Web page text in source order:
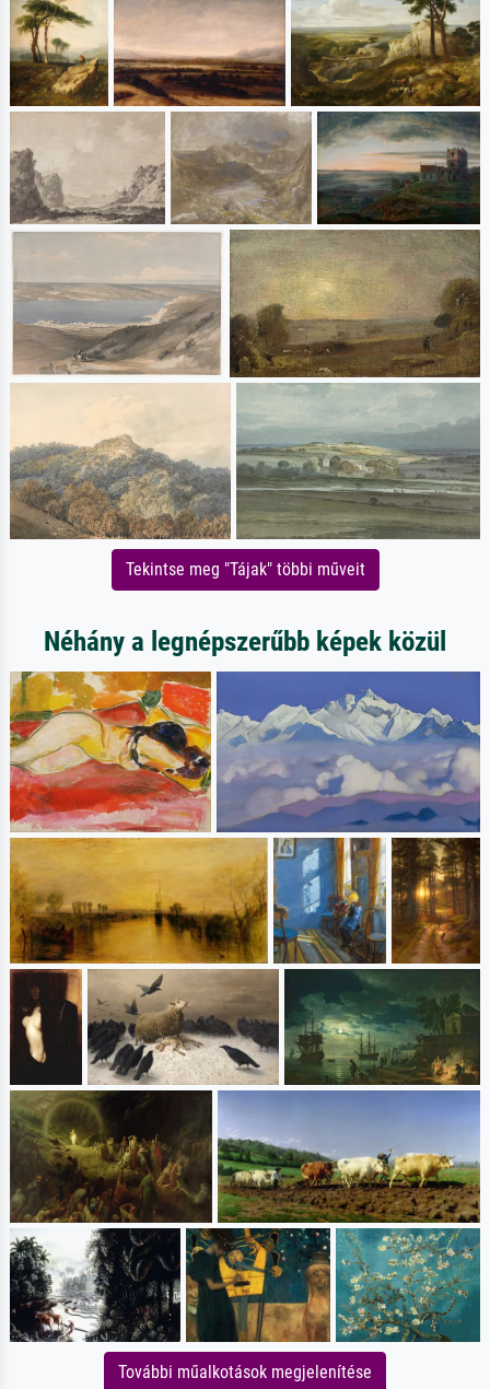
Tekintse meg "Tájak" többi műveit
Néhány a legnépszerűbb képek közül
További műalkotások megjelenítése